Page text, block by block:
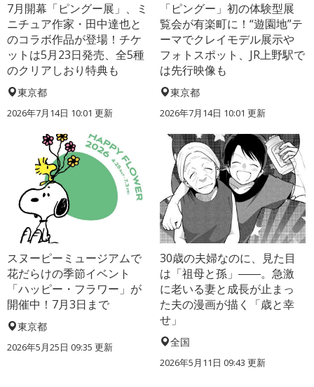
7月開幕「ピングー展」、ミ
ニチュア作家・田中達也と
のコラボ作品が登場！チケ
ットは5月23日発売、全5種
のクリアしおり特典も
東京都
2026年7月14日 10:01 更新
「ピングー」初の体験型展
覧会が有楽町に！“遊園地”テ
ーマでクレイモデル展示や
フォトスポット、JR上野駅で
は先行映像も
東京都
2026年7月14日 10:01 更新
スヌーピーミュージアムで
花だらけの季節イベント
「ハッピー・フラワー」が
開催中！7月3日まで
東京都
2026年5月25日 09:35 更新
30歳の夫婦なのに、見た目
は「祖母と孫」――。急激
に老いる妻と成長が止まっ
た夫の漫画が描く「歳と幸
せ」
全国
2026年5月11日 09:43 更新